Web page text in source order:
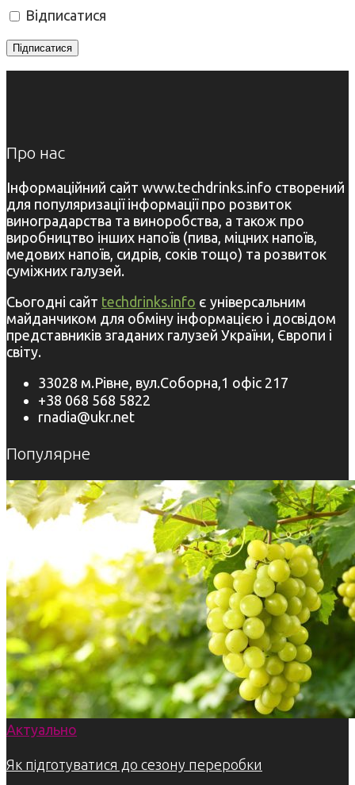
Відписатися
Про нас
Інформаційний сайт www.techdrinks.info створений
для популяризації інформації про розвиток
виноградарства та виноробства, а також про
виробництво інших напоїв (пива, міцних напоїв,
медових напоїв, сидрів, соків тощо) та розвиток
суміжних галузей.
Сьогодні сайт techdrinks.info є універсальним
майданчиком для обміну інформацією і досвідом
представників згаданих галузей України, Європи і
світу.
33028 м.Рівне, вул.Соборна,1 офіс 217
+38 068 568 5822
rnadia@ukr.net
Популярне
Актуально
Як підготуватися до сезону переробки